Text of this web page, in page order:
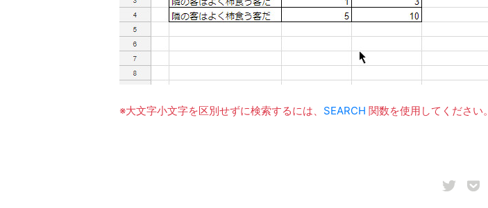
※大文字小文字を区別せずに検索するには、 SEARCH 関数を使用してください。